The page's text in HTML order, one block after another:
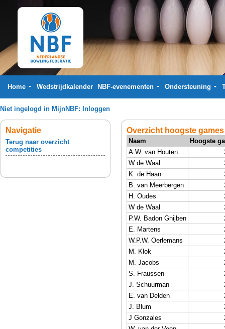
Home Wedstrijdkalender NBF-evenementen Ondersteuning
Niet ingelogd in MijnNBF: Inloggen
Navigatie
Terug naar overzicht
competities
Overzicht hoogste games
Naam
Hoogste
A.W. van Houten
W de Waal
K. de Haan
B. van Meerbergen
H. Oudes
W de Waal
P.W. Badon Ghijben
E. Martens
W.P.W. Oerlemans
M. Klok
M. Jacobs
S. Fraussen
J. Schuurman
E. van Delden
J. Blum
J Gonzales